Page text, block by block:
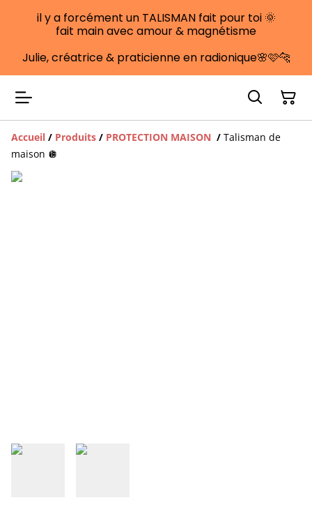
il y a forcément un TALISMAN fait pour toi 🌞
fait main avec amour & magnétisme
Julie, créatrice & praticienne en radionique🌸🩷🐆
Accueil / Produits / PROTECTION MAISON / Talisman de
maison 🪩